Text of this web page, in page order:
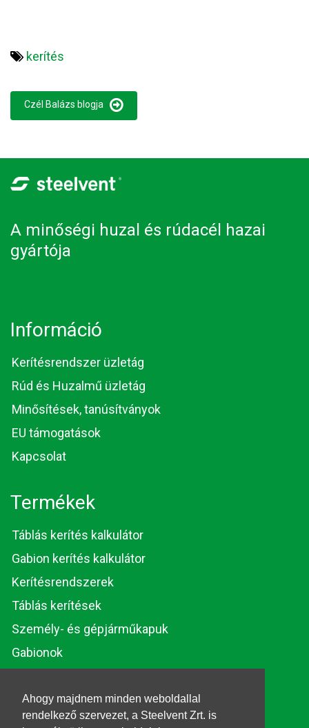
Ahogy majdnem minden weboldallal
rendelkező szervezet, a Steelvent Zrt. is
kerítés
Czél Balázs blogja
A minőségi huzal és rúdacél hazai
gyártója
Információ
Kerítésrendszer üzletág
Rúd és Huzalmű üzletág
Minősítések, tanúsítványok
EU támogatások
Kapcsolat
Termékek
Táblás kerítés kalkulátor
Gabion kerítés kalkulátor
Kerítésrendszerek
Táblás kerítések
Személy- és gépjárműkapuk
Gabionok
© 2026. Steelvent.hu